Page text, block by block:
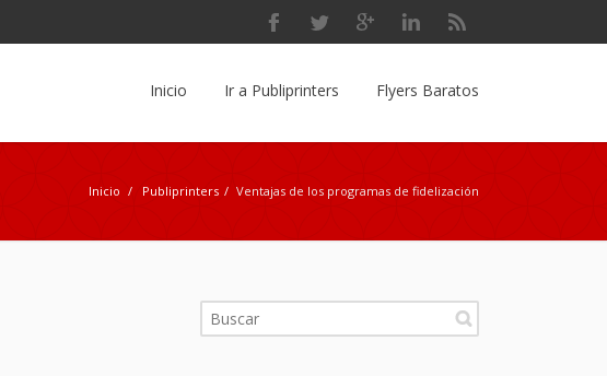
Inicio Ir a Publiprinters Flyers Baratos
Inicio / Publiprinters / Ventajas de los programas de fidelización